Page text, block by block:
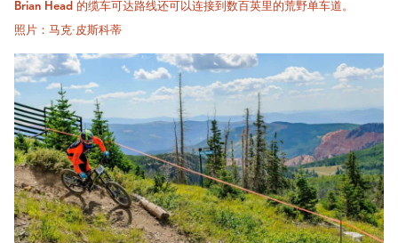
Brian Head 的缆车可达路线还可以连接到数百英里的荒野单车道。
照片：马克·皮斯科蒂